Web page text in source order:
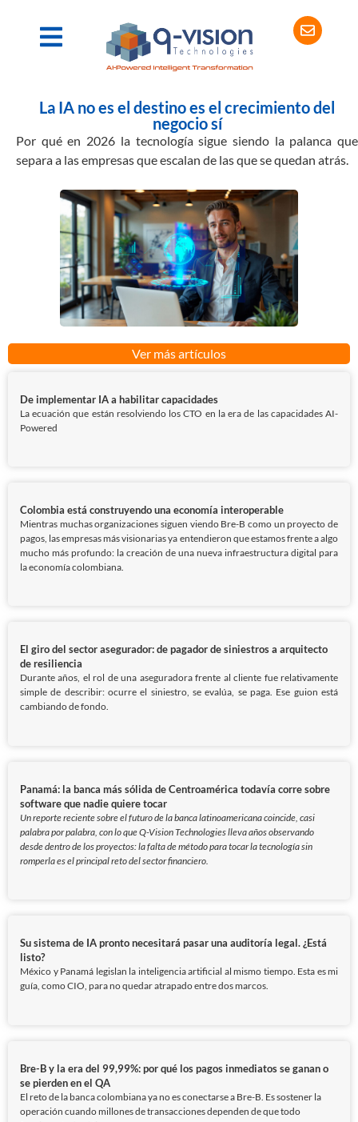
La IA no es el destino es el crecimiento del
negocio sí
Por qué en 2026 la tecnología sigue siendo la palanca que
separa a las empresas que escalan de las que se quedan atrás.
Ver más artículos
De implementar IA a habilitar capacidades
La ecuación que están resolviendo los CTO en la era de las capacidades AI-
Powered
Colombia está construyendo una economía interoperable
Mientras muchas organizaciones siguen viendo Bre-B como un proyecto de
pagos, las empresas más visionarias ya entendieron que estamos frente a algo
mucho más profundo: la creación de una nueva infraestructura digital para
la economía colombiana.
El giro del sector asegurador: de pagador de siniestros a arquitecto
de resiliencia
Durante años, el rol de una aseguradora frente al cliente fue relativamente
simple de describir: ocurre el siniestro, se evalúa, se paga. Ese guion está
cambiando de fondo.
Panamá: la banca más sólida de Centroamérica todavía corre sobre
software que nadie quiere tocar
Un reporte reciente sobre el futuro de la banca latinoamericana coincide, casi
palabra por palabra, con lo que Q-Vision Technologies lleva años observando
desde dentro de los proyectos: la falta de método para tocar la tecnología sin
romperla es el principal reto del sector financiero.
Su sistema de IA pronto necesitará pasar una auditoría legal. ¿Está
listo?
México y Panamá legislan la inteligencia artificial al mismo tiempo. Esta es mi
guía, como CIO, para no quedar atrapado entre dos marcos.
Bre-B y la era del 99,99%: por qué los pagos inmediatos se ganan o
se pierden en el QA
El reto de la banca colombiana ya no es conectarse a Bre-B. Es sostener la
operación cuando millones de transacciones dependen de que todo